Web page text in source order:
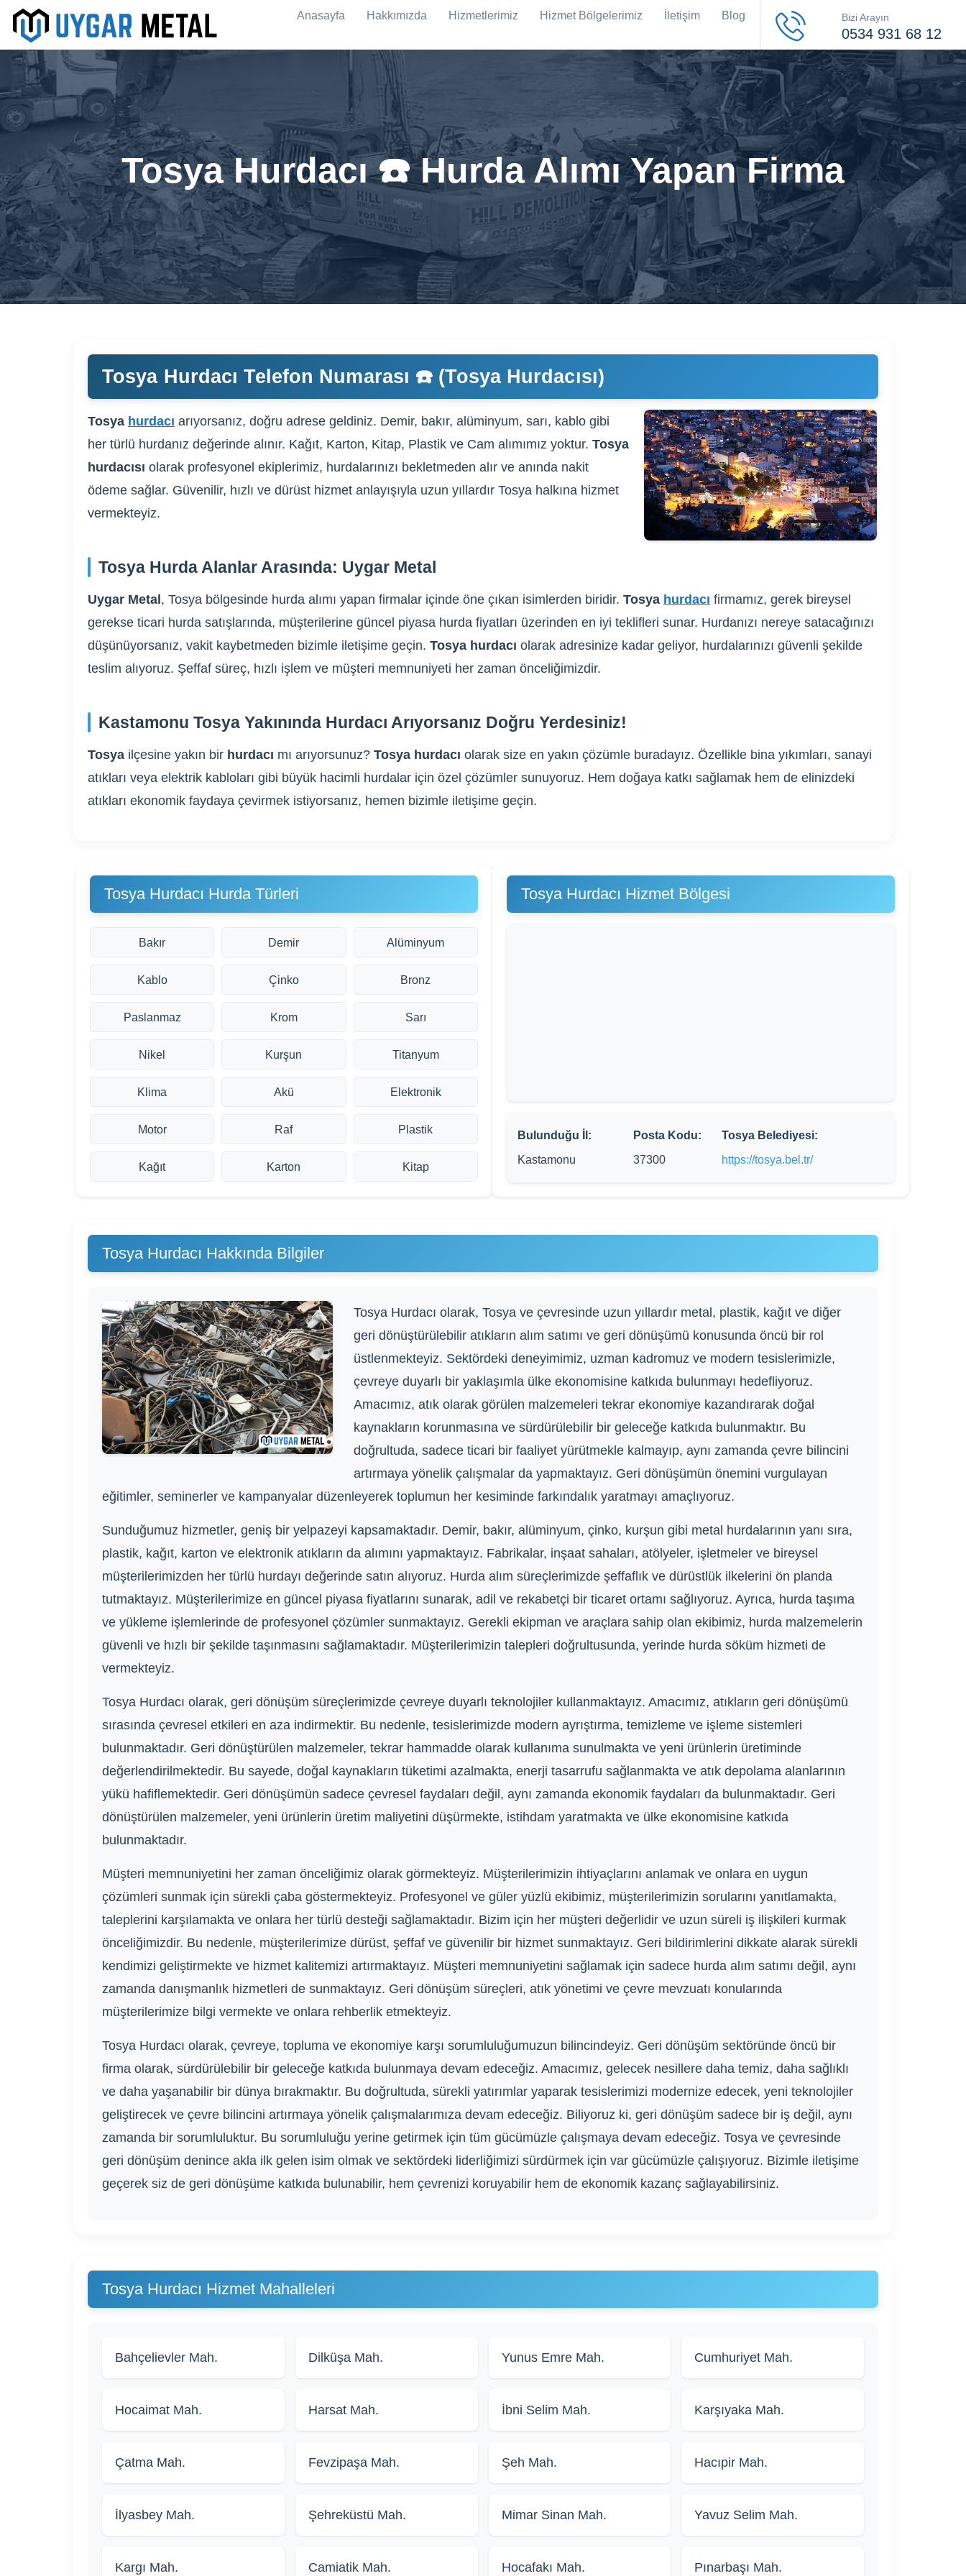
Anasayfa Hakkımızda Hizmetlerimiz Hizmet Bölgelerimiz İletişim Blog Bizi Arayın
0534 931 68 12
Tosya Hurdacı ☎️ Hurda Alımı Yapan Firma
Tosya Hurdacı Telefon Numarası ☎️ (Tosya Hurdacısı)
Tosya hurdacı arıyorsanız, doğru adrese geldiniz. Demir, bakır, alüminyum, sarı, kablo gibi
her türlü hurdanız değerinde alınır. Kağıt, Karton, Kitap, Plastik ve Cam alımımız yoktur. Tosya
hurdacısı olarak profesyonel ekiplerimiz, hurdalarınızı bekletmeden alır ve anında nakit
ödeme sağlar. Güvenilir, hızlı ve dürüst hizmet anlayışıyla uzun yıllardır Tosya halkına hizmet
vermekteyiz.
Tosya Hurda Alanlar Arasında: Uygar Metal
Uygar Metal , Tosya bölgesinde hurda alımı yapan firmalar içinde öne çıkan isimlerden biridir. Tosya hurdacı firmamız, gerek bireysel
gerekse ticari hurda satışlarında, müşterilerine güncel piyasa hurda fiyatları üzerinden en iyi teklifleri sunar. Hurdanızı nereye satacağınızı
düşünüyorsanız, vakit kaybetmeden bizimle iletişime geçin. Tosya hurdacı olarak adresinize kadar geliyor, hurdalarınızı güvenli şekilde
teslim alıyoruz. Şeffaf süreç, hızlı işlem ve müşteri memnuniyeti her zaman önceliğimizdir.
Kastamonu Tosya Yakınında Hurdacı Arıyorsanız Doğru Yerdesiniz!
Tosya ilçesine yakın bir hurdacı mı arıyorsunuz? Tosya hurdacı olarak size en yakın çözümle buradayız. Özellikle bina yıkımları, sanayi
atıkları veya elektrik kabloları gibi büyük hacimli hurdalar için özel çözümler sunuyoruz. Hem doğaya katkı sağlamak hem de elinizdeki
atıkları ekonomik faydaya çevirmek istiyorsanız, hemen bizimle iletişime geçin.
Tosya Hurdacı Hurda Türleri
Bakır Demir Alüminyum
Kablo Çinko Bronz
Paslanmaz Krom Sarı
Nikel Kurşun Titanyum
Klima Akü Elektronik
Motor Raf Plastik
Kağıt Karton Kitap
Tosya Hurdacı Hizmet Bölgesi
Bulunduğu İl:
Kastamonu
Posta Kodu:
37300
Tosya Belediyesi:
https://tosya.bel.tr/
Tosya Hurdacı Hakkında Bilgiler
Tosya Hurdacı olarak, Tosya ve çevresinde uzun yıllardır metal, plastik, kağıt ve diğer
geri dönüştürülebilir atıkların alım satımı ve geri dönüşümü konusunda öncü bir rol
üstlenmekteyiz. Sektördeki deneyimimiz, uzman kadromuz ve modern tesislerimizle,
çevreye duyarlı bir yaklaşımla ülke ekonomisine katkıda bulunmayı hedefliyoruz.
Amacımız, atık olarak görülen malzemeleri tekrar ekonomiye kazandırarak doğal
kaynakların korunmasına ve sürdürülebilir bir geleceğe katkıda bulunmaktır. Bu
doğrultuda, sadece ticari bir faaliyet yürütmekle kalmayıp, aynı zamanda çevre bilincini
artırmaya yönelik çalışmalar da yapmaktayız. Geri dönüşümün önemini vurgulayan
eğitimler, seminerler ve kampanyalar düzenleyerek toplumun her kesiminde farkındalık yaratmayı amaçlıyoruz.
Sunduğumuz hizmetler, geniş bir yelpazeyi kapsamaktadır. Demir, bakır, alüminyum, çinko, kurşun gibi metal hurdalarının yanı sıra,
plastik, kağıt, karton ve elektronik atıkların da alımını yapmaktayız. Fabrikalar, inşaat sahaları, atölyeler, işletmeler ve bireysel
müşterilerimizden her türlü hurdayı değerinde satın alıyoruz. Hurda alım süreçlerimizde şeffaflık ve dürüstlük ilkelerini ön planda
tutmaktayız. Müşterilerimize en güncel piyasa fiyatlarını sunarak, adil ve rekabetçi bir ticaret ortamı sağlıyoruz. Ayrıca, hurda taşıma
ve yükleme işlemlerinde de profesyonel çözümler sunmaktayız. Gerekli ekipman ve araçlara sahip olan ekibimiz, hurda malzemelerin
güvenli ve hızlı bir şekilde taşınmasını sağlamaktadır. Müşterilerimizin talepleri doğrultusunda, yerinde hurda söküm hizmeti de
vermekteyiz.
Tosya Hurdacı olarak, geri dönüşüm süreçlerimizde çevreye duyarlı teknolojiler kullanmaktayız. Amacımız, atıkların geri dönüşümü
sırasında çevresel etkileri en aza indirmektir. Bu nedenle, tesislerimizde modern ayrıştırma, temizleme ve işleme sistemleri
bulunmaktadır. Geri dönüştürülen malzemeler, tekrar hammadde olarak kullanıma sunulmakta ve yeni ürünlerin üretiminde
değerlendirilmektedir. Bu sayede, doğal kaynakların tüketimi azalmakta, enerji tasarrufu sağlanmakta ve atık depolama alanlarının
yükü hafiflemektedir. Geri dönüşümün sadece çevresel faydaları değil, aynı zamanda ekonomik faydaları da bulunmaktadır. Geri
dönüştürülen malzemeler, yeni ürünlerin üretim maliyetini düşürmekte, istihdam yaratmakta ve ülke ekonomisine katkıda
bulunmaktadır.
Müşteri memnuniyetini her zaman önceliğimiz olarak görmekteyiz. Müşterilerimizin ihtiyaçlarını anlamak ve onlara en uygun
çözümleri sunmak için sürekli çaba göstermekteyiz. Profesyonel ve güler yüzlü ekibimiz, müşterilerimizin sorularını yanıtlamakta,
taleplerini karşılamakta ve onlara her türlü desteği sağlamaktadır. Bizim için her müşteri değerlidir ve uzun süreli iş ilişkileri kurmak
önceliğimizdir. Bu nedenle, müşterilerimize dürüst, şeffaf ve güvenilir bir hizmet sunmaktayız. Geri bildirimlerini dikkate alarak sürekli
kendimizi geliştirmekte ve hizmet kalitemizi artırmaktayız. Müşteri memnuniyetini sağlamak için sadece hurda alım satımı değil, aynı
zamanda danışmanlık hizmetleri de sunmaktayız. Geri dönüşüm süreçleri, atık yönetimi ve çevre mevzuatı konularında
müşterilerimize bilgi vermekte ve onlara rehberlik etmekteyiz.
Tosya Hurdacı olarak, çevreye, topluma ve ekonomiye karşı sorumluluğumuzun bilincindeyiz. Geri dönüşüm sektöründe öncü bir
firma olarak, sürdürülebilir bir geleceğe katkıda bulunmaya devam edeceğiz. Amacımız, gelecek nesillere daha temiz, daha sağlıklı
ve daha yaşanabilir bir dünya bırakmaktır. Bu doğrultuda, sürekli yatırımlar yaparak tesislerimizi modernize edecek, yeni teknolojiler
geliştirecek ve çevre bilincini artırmaya yönelik çalışmalarımıza devam edeceğiz. Biliyoruz ki, geri dönüşüm sadece bir iş değil, aynı
zamanda bir sorumluluktur. Bu sorumluluğu yerine getirmek için tüm gücümüzle çalışmaya devam edeceğiz. Tosya ve çevresinde
geri dönüşüm denince akla ilk gelen isim olmak ve sektördeki liderliğimizi sürdürmek için var gücümüzle çalışıyoruz. Bizimle iletişime
geçerek siz de geri dönüşüme katkıda bulunabilir, hem çevrenizi koruyabilir hem de ekonomik kazanç sağlayabilirsiniz.
Tosya Hurdacı Hizmet Mahalleleri
Bahçelievler Mah. Dilküşa Mah. Yunus Emre Mah. Cumhuriyet Mah.
Hocaimat Mah. Harsat Mah. İbni Selim Mah. Karşıyaka Mah.
Çatma Mah. Fevzipaşa Mah. Şeh Mah. Hacıpir Mah.
İlyasbey Mah. Şehreküstü Mah. Mimar Sinan Mah. Yavuz Selim Mah.
Kargı Mah. Camiatik Mah. Hocafakı Mah. Pınarbaşı Mah.